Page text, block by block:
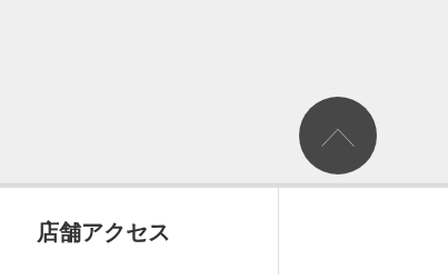
店舗アクセス